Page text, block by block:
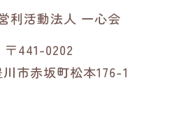
利活動法人 一心会
〒441-0202
市赤坂町松本176-1